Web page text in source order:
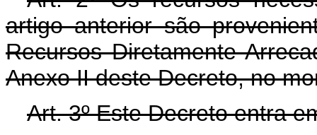
artigo anterior são
Recursos Diretamente
Anexo II deste Decreto, no
Art. 3º Este Decreto entra